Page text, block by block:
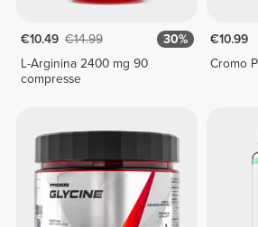
€10.49 €14.99
30%
L-Arginina 2400 mg 90
compresse
€10.99
Cromo